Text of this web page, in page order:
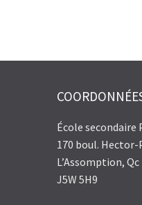
École secondaire
170 boul. Hector-
L’Assomption, Qc
J5W 5H9